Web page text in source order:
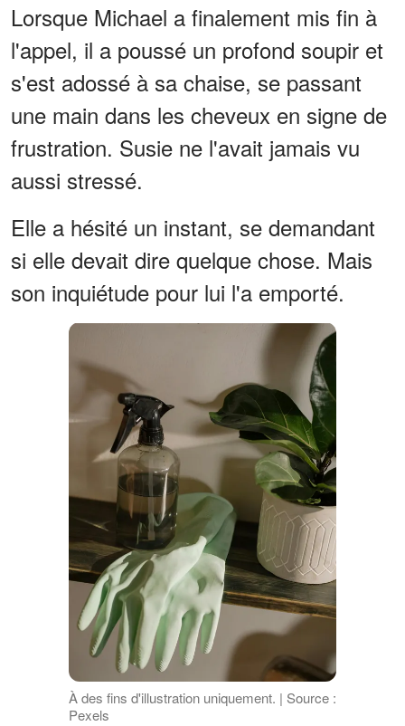
Lorsque Michael a finalement mis fin à
l'appel, il a poussé un profond soupir et
s'est adossé à sa chaise, se passant
une main dans les cheveux en signe de
frustration. Susie ne l'avait jamais vu
aussi stressé.
Elle a hésité un instant, se demandant
si elle devait dire quelque chose. Mais
son inquiétude pour lui l'a emporté.
À des fins d'illustration uniquement. | Source :
Pexels